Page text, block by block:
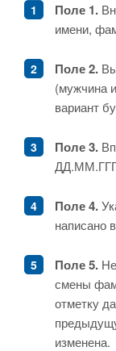
Поле 1.
имени,
Поле 2.
(мужчина
вариант
Поле 3.
Поле 4.
написано
Поле 5.
смены
отметку
изменена.